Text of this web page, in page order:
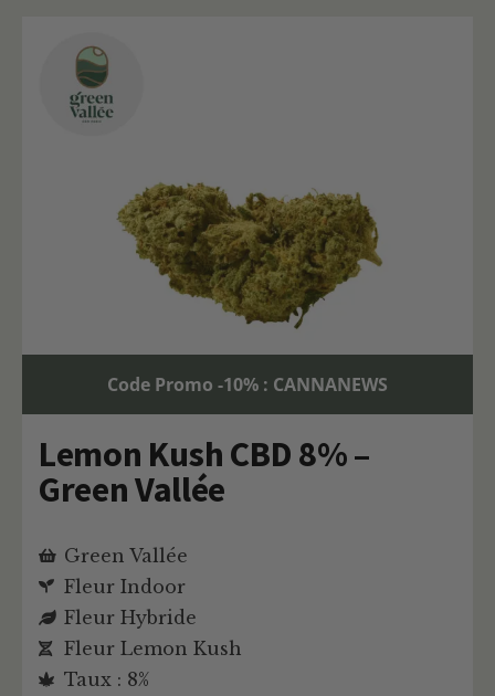
Code Promo -10% : CANNANEWS
Lemon Kush CBD 8% –
Green Vallée
Green Vallée
Fleur Indoor
Fleur Hybride
Fleur Lemon Kush
Taux : 8%